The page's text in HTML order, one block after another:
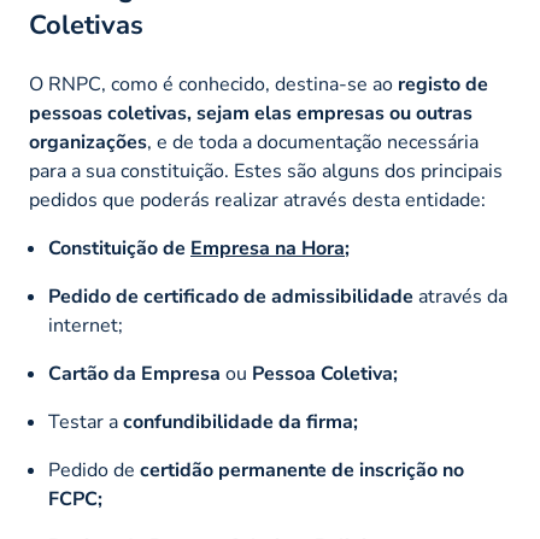
Coletivas
O RNPC, como é conhecido, destina-se ao registo de
pessoas coletivas, sejam elas empresas ou outras
organizações, e de toda a documentação necessária
para a sua constituição. Estes são alguns dos principais
pedidos que poderás realizar através desta entidade:
Constituição de Empresa na Hora;
Pedido de certificado de admissibilidade através da
internet;
Cartão da Empresa ou Pessoa Coletiva;
Testar aconfundibilidade da firma;
Pedido de certidão permanente de inscrição no
FCPC;